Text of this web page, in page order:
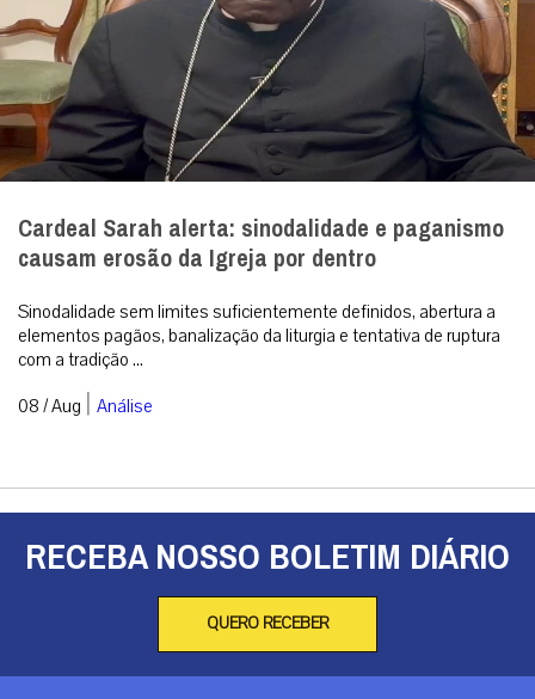
Cardeal Sarah alerta: sinodalidade e paganismo
causam erosão da Igreja por dentro
Sinodalidade sem limites suficientemente definidos, abertura a
elementos pagãos, banalização da liturgia e tentativa de ruptura
com a tradição ...
08 / Aug | Análise
RECEBA NOSSO BOLETIM DIÁRIO
QUERO RECEBER